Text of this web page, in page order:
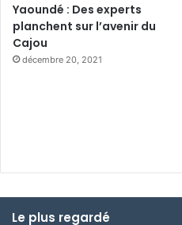
Yaoundé : Des experts
planchent sur l’avenir du
Cajou
décembre 20, 2021
Le plus regardé